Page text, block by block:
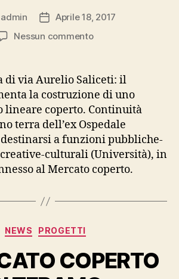
admin
Data
dell'articolo
Aprile 18, 2017
Nessun commentosu
PER
UNA
GALLERIA
IN
VIA
SALICETI
di via Aurelio Saliceti: il
la costruzione di uno
lineare coperto. Continuità
terra dell’ex Ospedale
a funzioni pubbliche-
culturali (Università), in
al Mercato coperto.
Categorie
NEWS PROGETTI
COPERTO